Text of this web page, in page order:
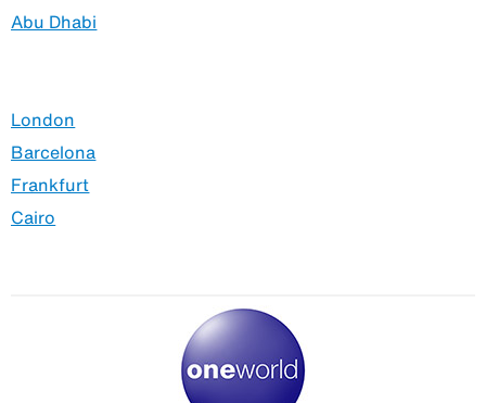
Abu Dhabi
London
Barcelona
Frankfurt
Cairo